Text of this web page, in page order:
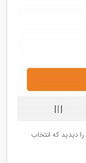
دیدید که انتخاب